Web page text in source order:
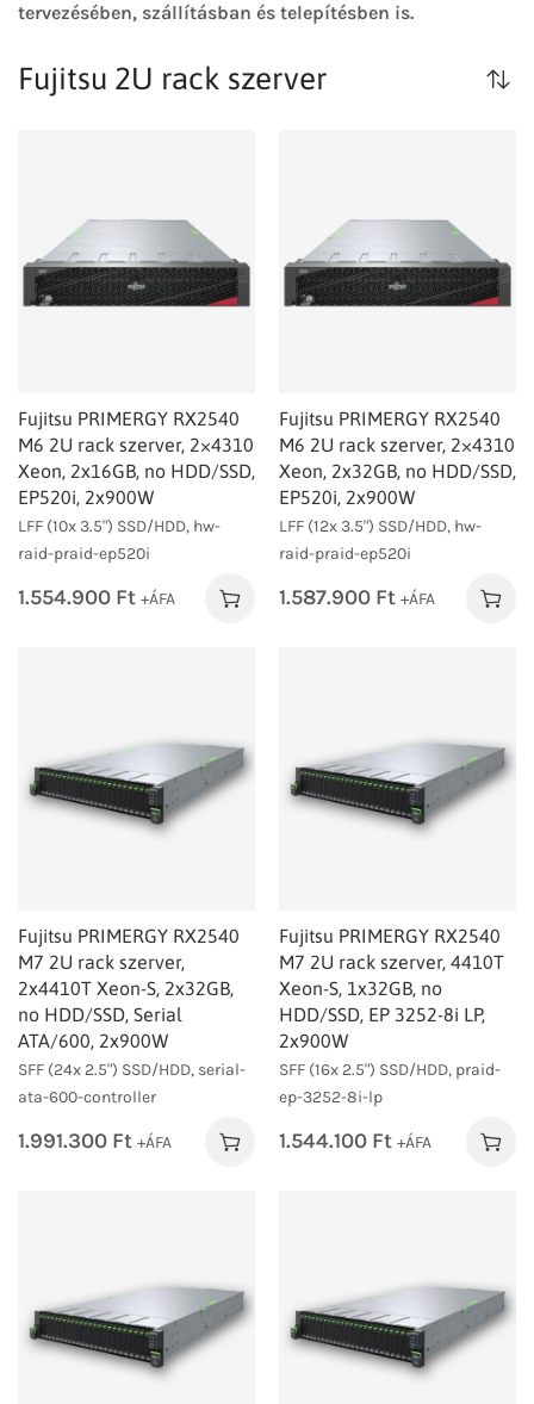
tervezésében, szállításban és telepítésben is.
Fujitsu 2U rack szerver
Fujitsu PRIMERGY RX2540
M6 2U rack szerver, 2×4310
Xeon, 2x16GB, no HDD/SSD,
EP520i, 2x900W
LFF (10x 3.5") SSD/HDD, hw-
raid-praid-ep520i
1.554.900 Ft +ÁFA
Fujitsu PRIMERGY RX2540
M6 2U rack szerver, 2×4310
Xeon, 2x32GB, no HDD/SSD,
EP520i, 2x900W
LFF (12x 3.5") SSD/HDD, hw-
raid-praid-ep520i
1.587.900 Ft +ÁFA
Fujitsu PRIMERGY RX2540
M7 2U rack szerver,
2x4410T Xeon-S, 2x32GB,
no HDD/SSD, Serial
ATA/600, 2x900W
SFF (24x 2.5") SSD/HDD, serial-
ata-600-controller
1.991.300 Ft +ÁFA
Fujitsu PRIMERGY RX2540
M7 2U rack szerver, 4410T
Xeon-S, 1x32GB, no
HDD/SSD, EP 3252-8i LP,
2x900W
SFF (16x 2.5") SSD/HDD, praid-
ep-3252-8i-lp
1.544.100 Ft +ÁFA